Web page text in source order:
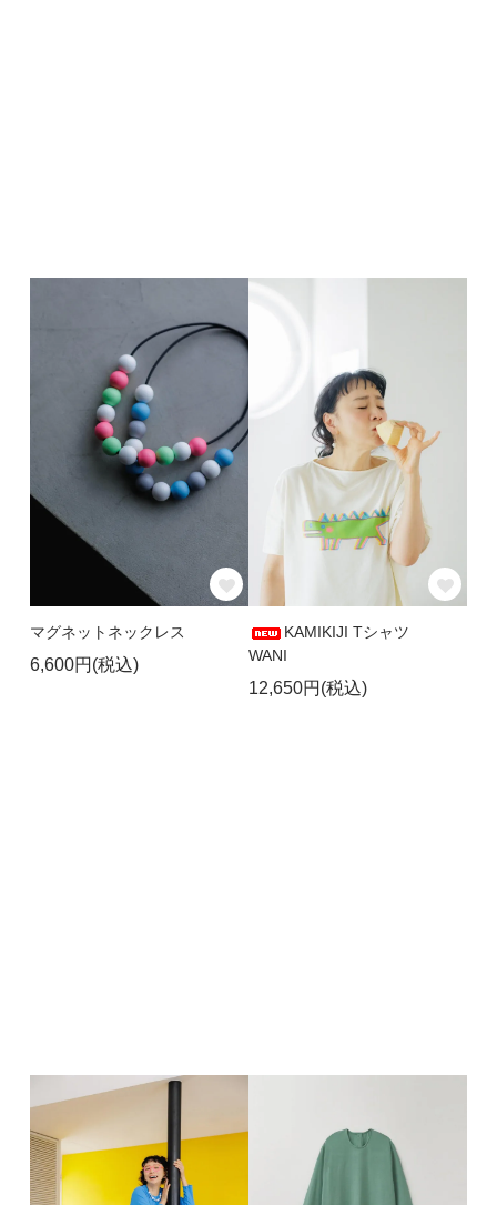
マグネットネックレス
6,600円(税込)
KAMIKIJI Tシャツ
WANI
12,650円(税込)